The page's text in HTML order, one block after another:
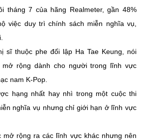
tháng 7 của hãng Realmeter, gần 48%
việc duy trì chính sách miễn nghĩa vụ,
sĩ thuộc phe đối lập Ha Tae Keung, nói
rộng dành cho người trong lĩnh vực
nam K-Pop.
hạng nhất hay nhì trong một cuộc thi
nghĩa vụ nhưng chỉ giới hạn ở lĩnh vực
mở rộng ra các lĩnh vực khác nhưng nên